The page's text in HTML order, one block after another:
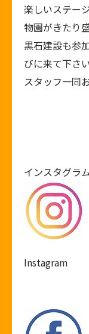
楽しいステー
物園がきたり
黒石建設も参
びに来て下さ
スタッフ一同
インスタグラ
Instagram